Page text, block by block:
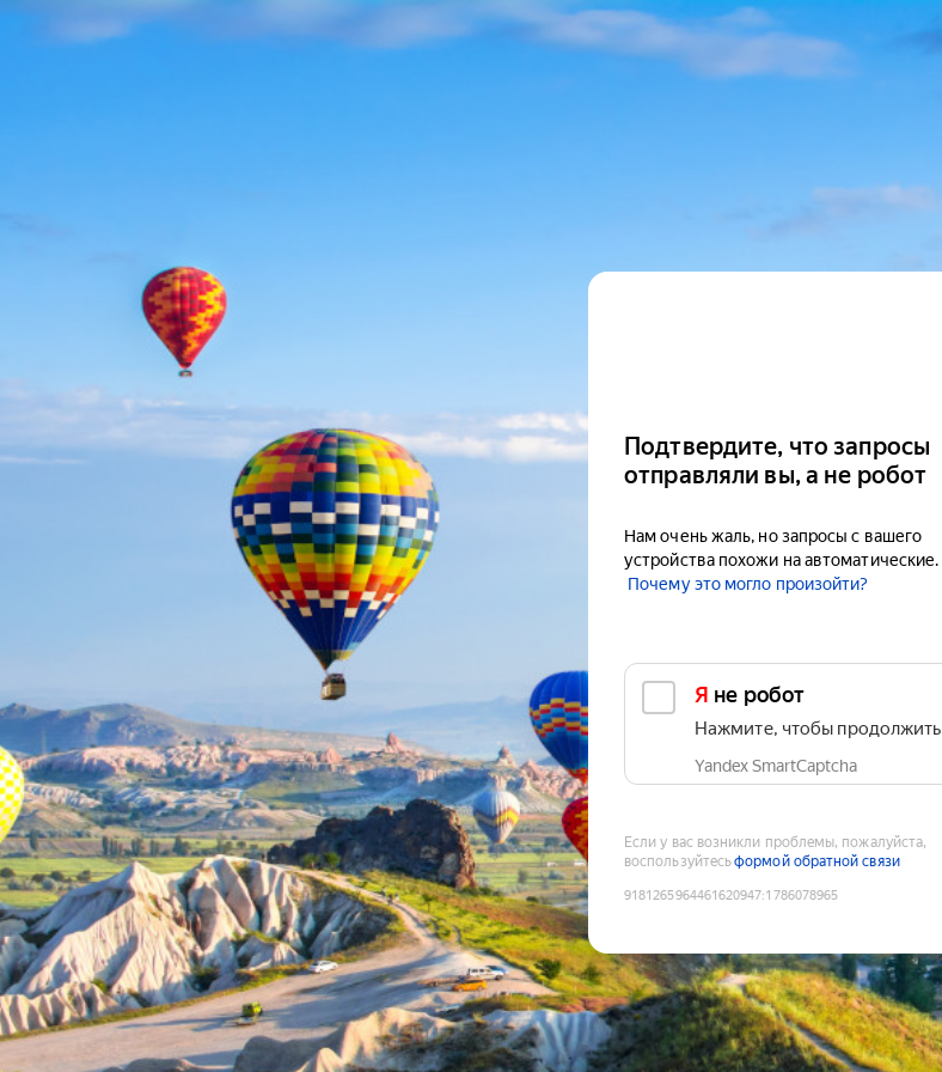
Подтвердите, что запросы
отправляли вы, а не робот
Нам очень жаль, но запросы с вашего
устройства похожи на автоматические.
Почему это могло произойти?
Я не робот
Нажмите, чтобы продолжить
Yandex SmartCaptcha
Если у вас возникли проблемы, пожалуйста,
воспользуйтесьформой обратной связи
9181265964461620947:1786078965